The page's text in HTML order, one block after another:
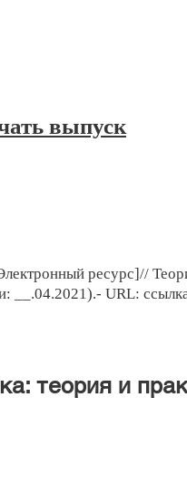
выпуск
ресурс]//
__.04.2021).- URL:
теория и